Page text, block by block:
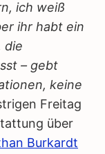
ich weiß
ihr habt ein
die
– gebt
keine
Freitag
über
Burkardt